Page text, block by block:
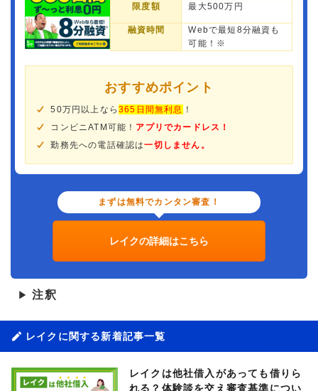
限度額 最大500万円
融資時間
Webで最短8分融資も
可能！※
おすすめポイント
50万円以上なら365日間無利息
！
コンビニATM可能！ アプリでカードレス！
勤務先への電話確認は一切しません。
まずは無料でカンタン審査！
レイクの詳細はこちら
▶ 注釈
レイクに関する新着記事一覧
レイクは他社借入があっても借りら
れる？体験談を交え審査基準につい